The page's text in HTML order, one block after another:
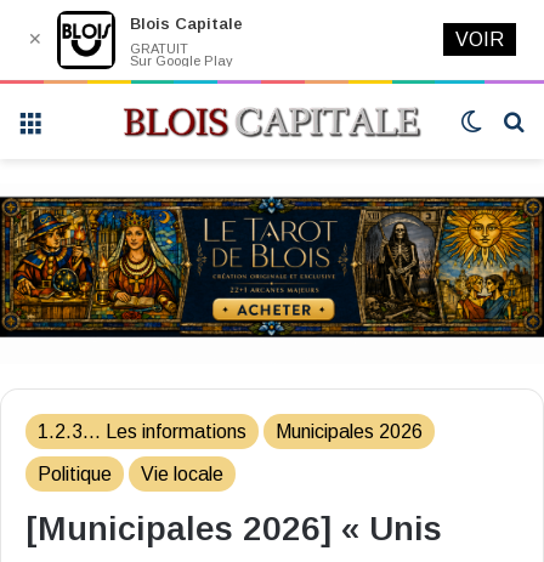
Switch
1.2.3... Les informations Municipales 2026
Politique Vie locale
[Municipales 2026] « Unis
✕
Blois Capitale
GRATUIT
Sur Google Play
VOIR